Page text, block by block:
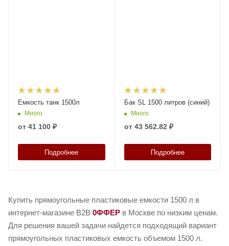
Емкость танк 1500л
Много
от 41 100 ₽
Подробнее
Бак SL 1500 литров (синий)
Много
от 43 562.82 ₽
Подробнее
Купить прямоугольные пластиковые емкости 1500 л в
интернет-магазине B2B 0ФФЕР в Москве по низким ценам.
Для решения вашей задачи найдется подходящий вариант
прямоугольных пластиковых емкость объемом 1500 л.